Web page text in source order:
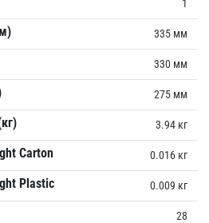
1
335 мм
330 мм
275 мм
3.94 кг
Carton 0.016 кг
Plastic 0.009 кг
28